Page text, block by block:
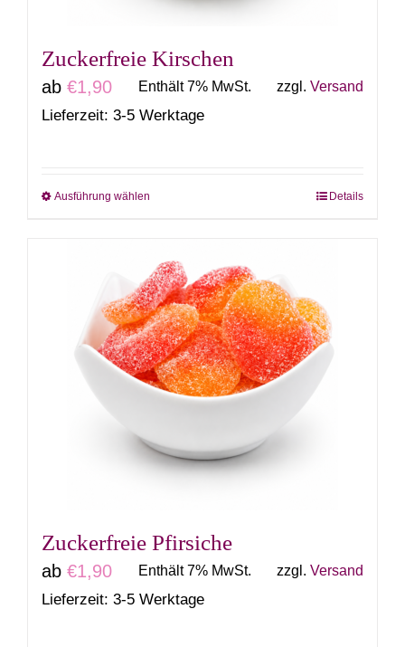
Produktseite
werden
Zuckerfreie Kirschen
ab €1,90 Enthält 7% MwSt. zzgl. Versand
Lieferzeit: 3-5 Werktage
Ausführung wählen
mehrere
Varianten
auf.
Die
Optionen
auf
der
werden
Details
Zuckerfreie Pfirsiche
ab €1,90 Enthält 7% MwSt. zzgl. Versand
Lieferzeit: 3-5 Werktage